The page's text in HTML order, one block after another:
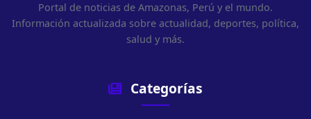
Portal de noticias de Amazonas, Perú y el mundo.
Información actualizada sobre actualidad, deportes, política,
salud y más.
Categorías